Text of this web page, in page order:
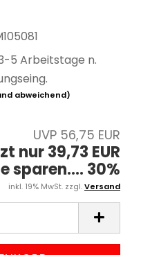
5 Arbeitstage n.
abweichend)
UVP 56,75 EUR
nur 39,73 EUR
sparen.... 30%
inkl. 19% MwSt. zzgl.Versand